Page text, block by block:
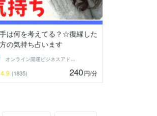
は何を考えてる？☆復縁した
の気持ち占います
オンライン開運ビジネスアドバイザー＠志念
4.9 (1835) 240円/分